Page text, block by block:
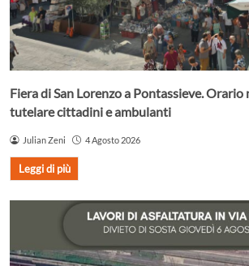
Fiera di San Lorenzo a Pontassieve.
tutelare cittadini e ambulanti
Julian Zeni 4 Agosto 2026
Leggi di più